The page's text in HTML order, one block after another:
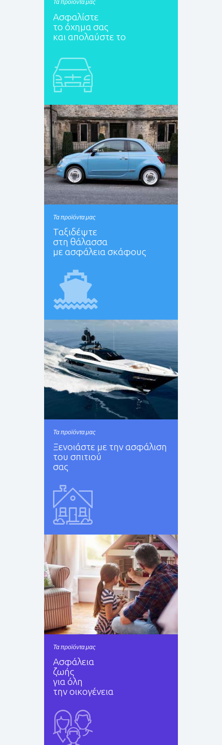
Τα προϊόντα μας
Ασφαλίστε
το όχημα σας
και απολαύστε το
Τα προϊόντα μας
Ταξιδέψτε
στη θάλασσα
με ασφάλεια σκάφους
Τα προϊόντα μας
Ξενοιάστε με την ασφάλιση
του σπιτιού
σας
Τα προϊόντα μας
Ασφάλεια
ζωής
για όλη
την οικογένεια